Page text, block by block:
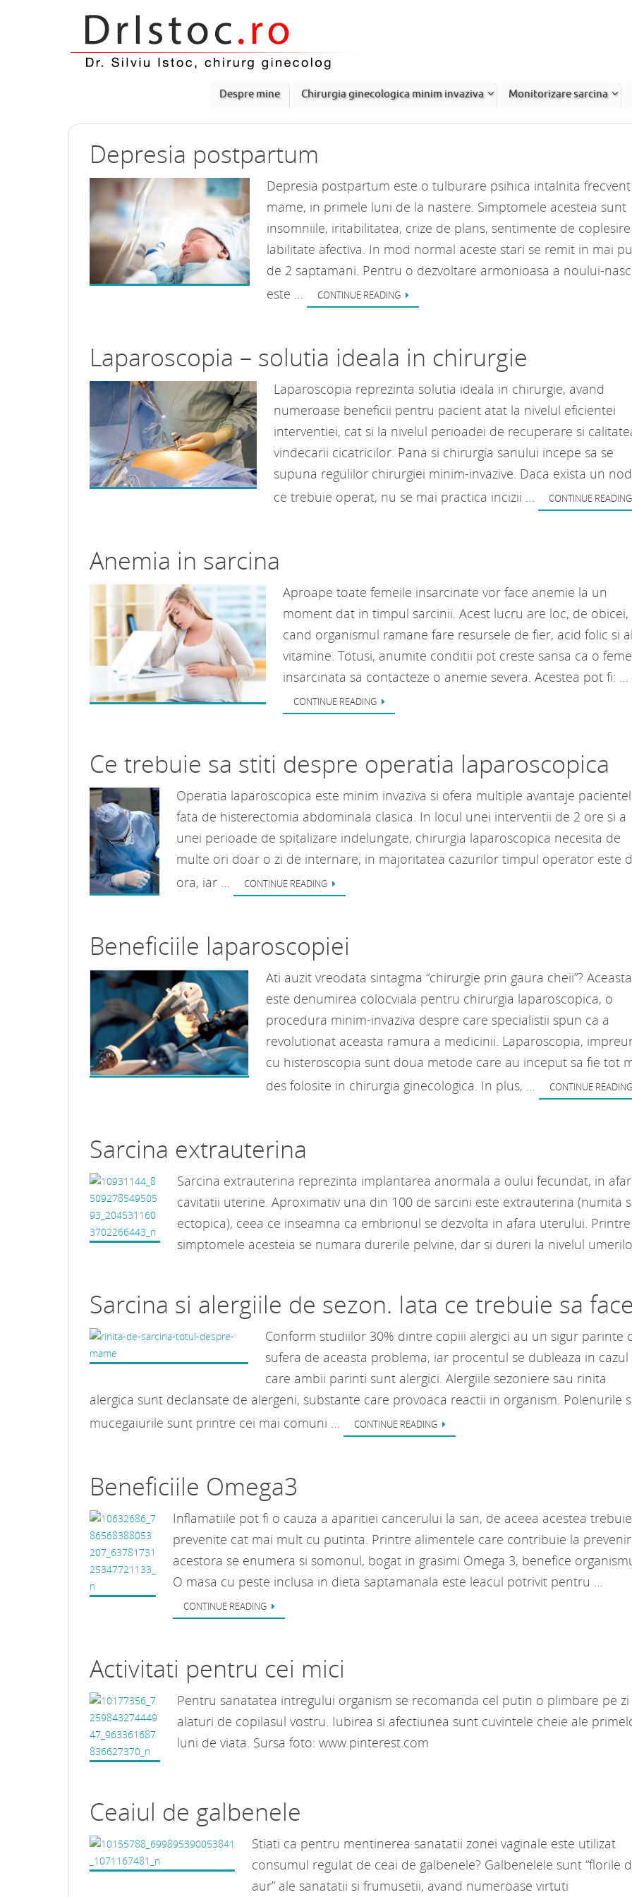
Despre mine Chirurgia ginecologica minim invaziva Monitorizare sarcina
Depresia postpartum
Depresia postpartum este o tulburare psihica intalnita frecvent
mame, in primele luni de la nastere. Simptomele acesteia sunt
insomniile, iritabilitatea, crize de plans, sentimente de coplesire
labilitate afectiva. In mod normal aceste stari se remit in mai
de 2 saptamani. Pentru o dezvoltare armonioasa a noului-
este …
CONTINUE READING
Laparoscopia – solutia ideala in chirurgie
Laparoscopia reprezinta solutia ideala in chirurgie, avand
numeroase beneficii pentru pacient atat la nivelul eficientei
interventiei, cat si la nivelul perioadei de recuperare si
vindecarii cicatricilor. Pana si chirurgia sanului incepe sa se
supuna regulilor chirurgiei minim-invazive. Daca exista un
ce trebuie operat, nu se mai practica incizii …
CONTINUE READING
Anemia in sarcina
Aproape toate femeile insarcinate vor face anemie la un
moment dat in timpul sarcinii. Acest lucru are loc, de obicei,
cand organismul ramane fare resursele de fier, acid folic si
vitamine. Totusi, anumite conditii pot creste sansa ca o
insarcinata sa contacteze o anemie severa. Acestea pot fi: …
CONTINUE READING
Ce trebuie sa stiti despre operatia laparoscopica
Operatia laparoscopica este minim invaziva si ofera multiple avantaje
fata de histerectomia abdominala clasica. In locul unei interventii de 2 ore si a
unei perioade de spitalizare indelungate, chirurgia laparoscopica necesita de
multe ori doar o zi de internare; in majoritatea cazurilor timpul operator este
ora, iar …
CONTINUE READING
Beneficiile laparoscopiei
Ati auzit vreodata sintagma “chirurgie prin gaura cheii”? Aceasta
este denumirea colocviala pentru chirurgia laparoscopica, o
procedura minim-invaziva despre care specialistii spun ca a
revolutionat aceasta ramura a medicinii. Laparoscopia,
cu histeroscopia sunt doua metode care au inceput sa fie tot
des folosite in chirurgia ginecologica. In plus, …
CONTINUE READING
Sarcina extrauterina
Sarcina extrauterina reprezinta implantarea anormala a oului fecundat, in
cavitatii uterine. Aproximativ una din 100 de sarcini este extrauterina (numita
ectopica), ceea ce inseamna ca embrionul se dezvolta in afara uterului. Printre
simptomele acesteia se numara durerile pelvine, dar si dureri la nivelul
Sarcina si alergiile de sezon. Iata ce trebuie sa
Conform studiilor 30% dintre copiii alergici au un sigur parinte
sufera de aceasta problema, iar procentul se dubleaza in cazul
care ambii parinti sunt alergici. Alergiile sezoniere sau rinita
alergica sunt declansate de alergeni, substante care provoaca reactii in organism. Polenurile
mucegaiurile sunt printre cei mai comuni …
CONTINUE READING
Beneficiile Omega3
Inflamatiile pot fi o cauza a aparitiei cancerului la san, de aceea acestea trebuie
prevenite cat mai mult cu putinta. Printre alimentele care contribuie la
acestora se enumera si somonul, bogat in grasimi Omega 3, benefice
O masa cu peste inclusa in dieta saptamanala este leacul potrivit pentru …
CONTINUE READING
Activitati pentru cei mici
Pentru sanatatea intregului organism se recomanda cel putin o plimbare pe zi
alaturi de copilasul vostru. Iubirea si afectiunea sunt cuvintele cheie ale
luni de viata. Sursa foto: www.pinterest.com
Ceaiul de galbenele
Stiati ca pentru mentinerea sanatatii zonei vaginale este utilizat
consumul regulat de ceai de galbenele? Galbenelele sunt “florile
aur” ale sanatatii si frumusetii, avand numeroase virtuti